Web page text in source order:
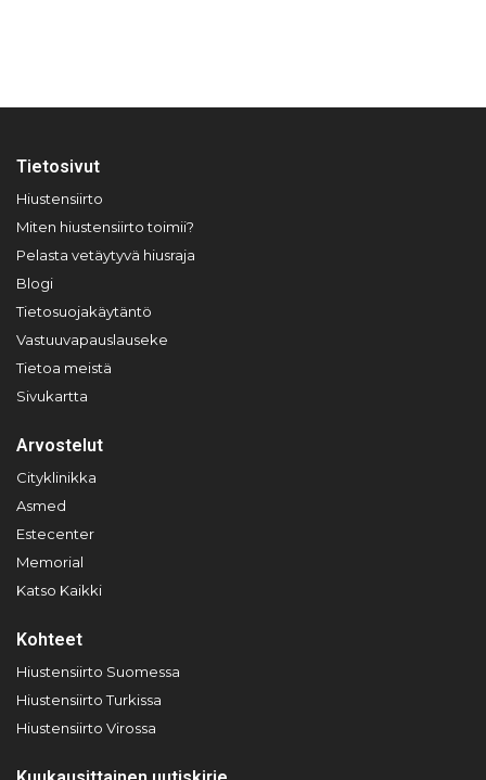
Tietosivut
Hiustensiirto
Miten hiustensiirto toimii?
Pelasta vetäytyvä hiusraja
Blogi
Tietosuojakäytäntö
Vastuuvapauslauseke
Tietoa meistä
Sivukartta
Arvostelut
Cityklinikka
Asmed
Estecenter
Memorial
Katso Kaikki
Kohteet
Hiustensiirto Suomessa
Hiustensiirto Turkissa
Hiustensiirto Virossa